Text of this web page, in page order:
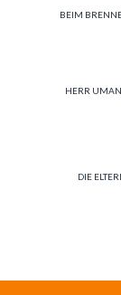
BEIM
HERR
DIE